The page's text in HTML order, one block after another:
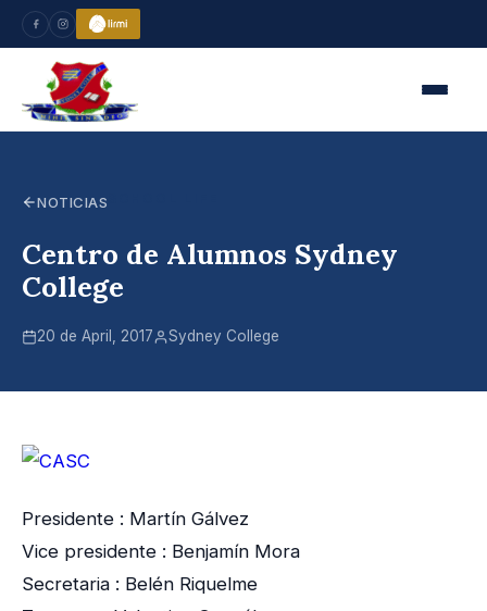
NOTICIAS
Centro de Alumnos Sydney
College
20 de April, 2017 Sydney College
Presidente : Martín Gálvez
Vice presidente : Benjamín Mora
Secretaria : Belén Riquelme